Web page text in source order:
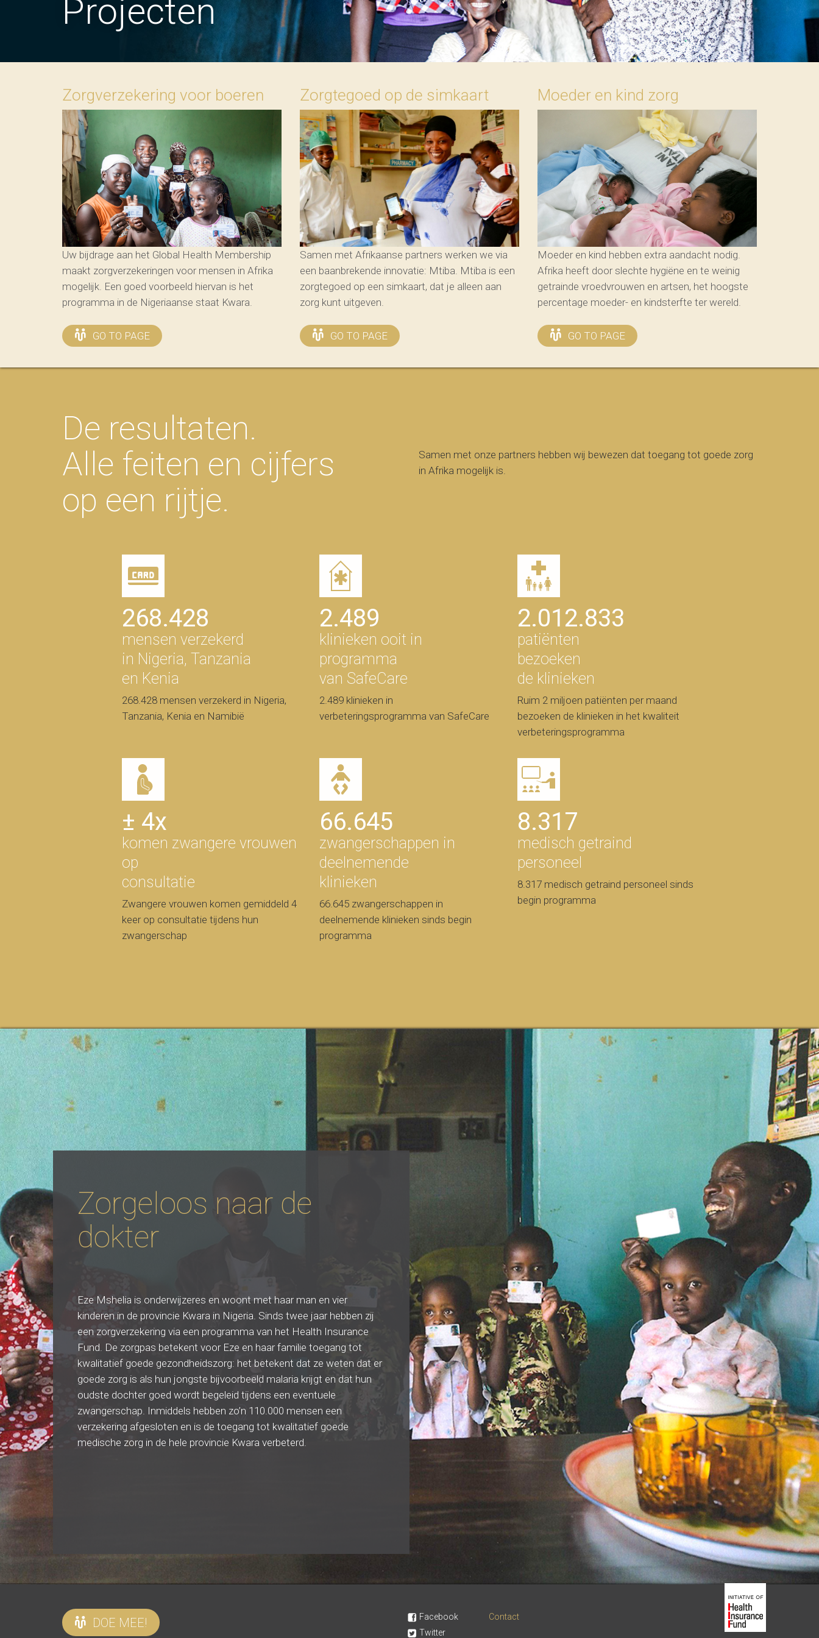
Projecten
Zorgverzekering voor boeren
Uw bijdrage aan het Global Health Membership
maakt zorgverzekeringen voor mensen in Afrika
mogelijk. Een goed voorbeeld hiervan is het
programma in de Nigeriaanse staat Kwara.
GO TO PAGE
Zorgtegoed op de simkaart
Samen met Afrikaanse partners werken we via
een baanbrekende innovatie: Mtiba. Mtiba is een
zorgtegoed op een simkaart, dat je alleen aan
zorg kunt uitgeven.
GO TO PAGE
Moeder en kind zorg
Moeder en kind hebben extra aandacht nodig.
Afrika heeft door slechte hygiëne en te weinig
getrainde vroedvrouwen en artsen, het hoogste
percentage moeder- en kindsterfte ter wereld.
GO TO PAGE
De resultaten.
Alle feiten en cijfers
op een rijtje.
Samen met onze partners hebben wij bewezen dat toegang tot goede zorg
in Afrika mogelijk is.
268.428
mensen verzekerd
in Nigeria, Tanzania
en Kenia
268.428 mensen verzekerd in Nigeria,
Tanzania, Kenia en Namibië
2.489
klinieken ooit in
programma
van SafeCare
2.489 klinieken in
verbeteringsprogramma van SafeCare
2.012.833
patiënten
bezoeken
de klinieken
Ruim 2 miljoen patiënten per maand
bezoeken de klinieken in het kwaliteit
verbeteringsprogramma
± 4x
komen zwangere vrouwen
op
consultatie
Zwangere vrouwen komen gemiddeld 4
keer op consultatie tijdens hun
zwangerschap
66.645
zwangerschappen in
deelnemende
klinieken
66.645 zwangerschappen in
deelnemende klinieken sinds begin
programma
8.317
medisch getraind
personeel
8.317 medisch getraind personeel sinds
begin programma
Zorgeloos naar de
dokter
Eze Mshelia is onderwijzeres en woont met haar man en vier
kinderen in de provincie Kwara in Nigeria. Sinds twee jaar hebben zij
een zorgverzekering via een programma van het Health Insurance
Fund. De zorgpas betekent voor Eze en haar familie toegang tot
kwalitatief goede gezondheidszorg: het betekent dat ze weten dat er
goede zorg is als hun jongste bijvoorbeeld malaria krijgt en dat hun
oudste dochter goed wordt begeleid tijdens een eventuele
zwangerschap. Inmiddels hebben zo’n 110.000 mensen een
verzekering afgesloten en is de toegang tot kwalitatief goede
medische zorg in de hele provincie Kwara verbeterd.
DOE MEE! Contact
Facebook
Twitter